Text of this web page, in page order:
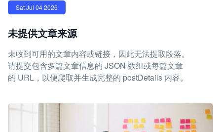
Sat Jul 04 2026
未提供文章来源
未收到可用的文章内容或链接，因此无法提取段落。
请提交包含多篇文章信息的 JSON 数组或每篇文章
的 URL，以便爬取并生成完整的 postDetails 内容。